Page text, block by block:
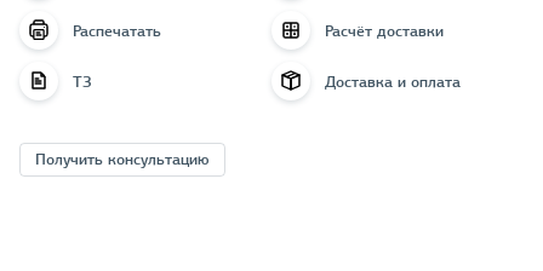
Распечатать Расчёт доставки
ТЗ Доставка и оплата
Получить консультацию